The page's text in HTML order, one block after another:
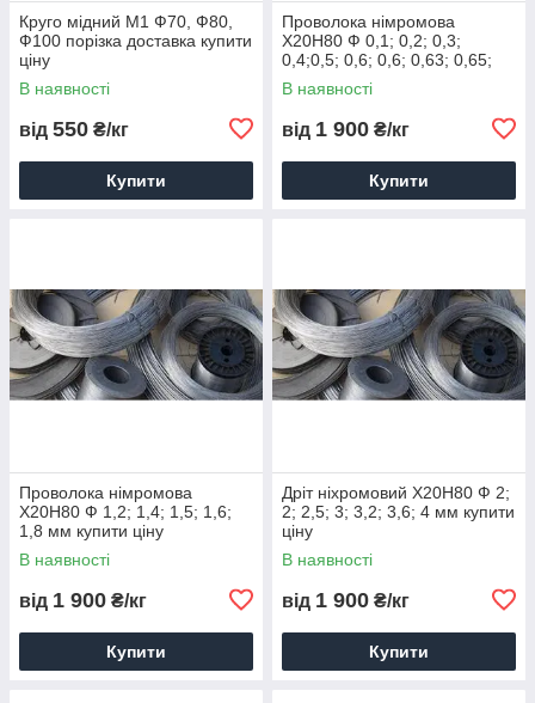
Круго мідний M1 Ф70, Ф80,
Ф100 порізка доставка купити
ціну
В наявності
від 550 ₴/кг
Купити
Проволока німромова
Х20Н80 Ф 0,1; 0,2; 0,3;
0,4;0,5; 0,6; 0,6; 0,63; 0,65;
0,7; 0,8; 0,9; 1 мм купити ціну
В наявності
від 1 900 ₴/кг
Купити
Проволока німромова
Х20Н80 Ф 1,2; 1,4; 1,5; 1,6;
1,8 мм купити ціну
В наявності
від 1 900 ₴/кг
Купити
Дріт ніхромовий Х20Н80 Ф 2;
2; 2,5; 3; 3,2; 3,6; 4 мм купити
ціну
В наявності
від 1 900 ₴/кг
Купити